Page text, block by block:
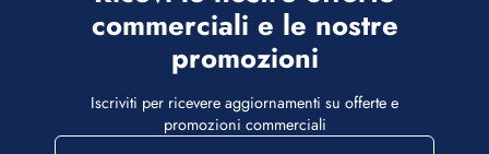
commerciali e le nostre
promozioni
Iscriviti per ricevere aggiornamenti su offerte e
promozioni commerciali